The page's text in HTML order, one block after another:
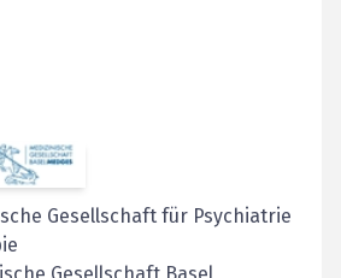
Gesellschaft für Psychiatrie